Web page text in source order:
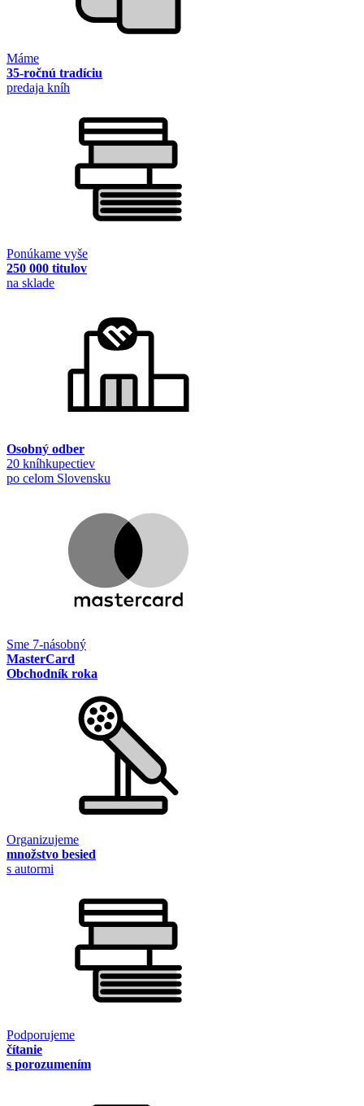
Máme
35-ročnú tradíciu
predaja kníh
Ponúkame vyše
250 000 titulov
na sklade
Osobný odber
20 kníhkupectiev
po celom Slovensku
Sme 7-násobný
MasterCard
Obchodník roka
Organizujeme
množstvo besied
s autormi
Podporujeme
čítanie
s porozumením